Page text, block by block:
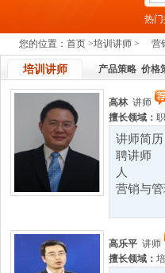
热门
您的位置： 首页 >培训讲师 > 营
培训讲师 产品策略 价格
高林 讲师
擅长领域：
讲师简
聘讲师
人 厦门
营销与
高乐平 讲师
擅长领域：